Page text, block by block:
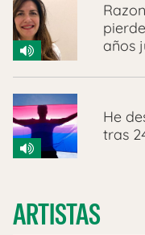
años
He
tras
ARTISTAS